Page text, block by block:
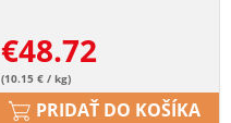
€48.72
(10.15 € / kg)
PRIDAŤ DO KOŠÍKA